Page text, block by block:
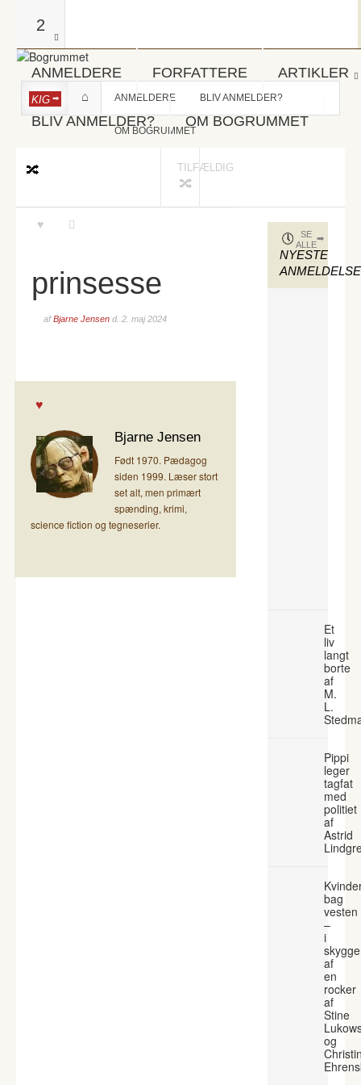
2
ANMELDERE FORFATTERE ARTIKLER
BLIV ANMELDER? OM BOGRUMMET
KIG ANMELDERE BLIV ANMELDER?
OM BOGRUMMET
TILFÆLDIG
prinsesse
afBjarne Jensen d. 2. maj 2024
Bjarne Jensen
Født 1970. Pædagog
siden 1999. Læser stort
set alt, men primært
spænding, krimi,
science fiction og tegneserier.
NYESTE
SE
ALLE
Et
liv
langt
borte
af
M.
L.
Pippi
leger
tagfat
med
politiet
af
Astrid
bag
vesten
–
i
af
en
rocker
af
Stine
og